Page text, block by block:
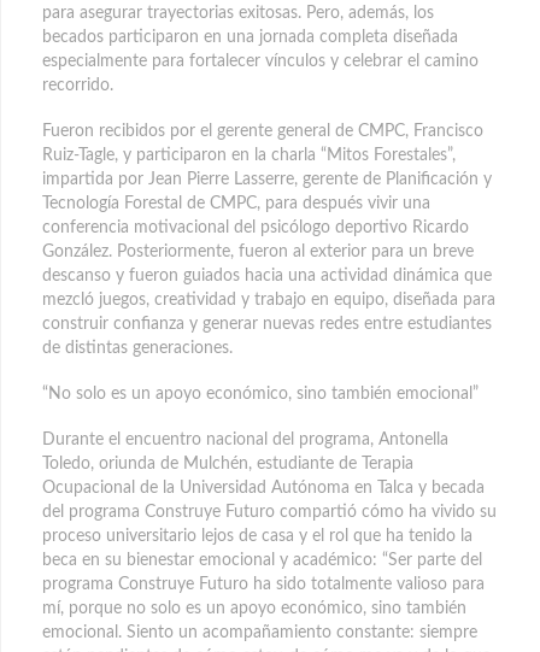
para asegurar trayectorias exitosas. Pero, además, los
becados participaron en una jornada completa diseñada
especialmente para fortalecer vínculos y celebrar el camino
recorrido.
Fueron recibidos por el gerente general de CMPC, Francisco
Ruiz-Tagle, y participaron en la charla “Mitos Forestales”,
impartida por Jean Pierre Lasserre, gerente de Planificación y
Tecnología Forestal de CMPC, para después vivir una
conferencia motivacional del psicólogo deportivo Ricardo
González. Posteriormente, fueron al exterior para un breve
descanso y fueron guiados hacia una actividad dinámica que
mezcló juegos, creatividad y trabajo en equipo, diseñada para
construir confianza y generar nuevas redes entre estudiantes
de distintas generaciones.
“No solo es un apoyo económico, sino también emocional”
Durante el encuentro nacional del programa, Antonella
Toledo, oriunda de Mulchén, estudiante de Terapia
Ocupacional de la Universidad Autónoma en Talca y becada
del programa Construye Futuro compartió cómo ha vivido su
proceso universitario lejos de casa y el rol que ha tenido la
beca en su bienestar emocional y académico: “Ser parte del
programa Construye Futuro ha sido totalmente valioso para
mí, porque no solo es un apoyo económico, sino también
emocional. Siento un acompañamiento constante: siempre